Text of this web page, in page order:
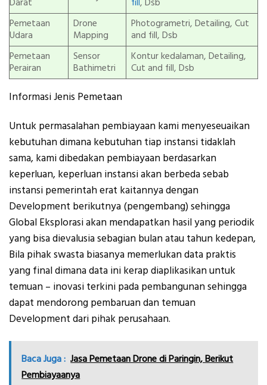
Pemetaan
Udara
Drone
Mapping
Photogrametri, Detailing, Cut
and fill, Dsb
Pemetaan
Perairan
Sensor
Bathimetri
Kontur kedalaman, Detailing,
Cut and fill, Dsb
Informasi Jenis Pemetaan
Untuk permasalahan pembiayaan kami menyeseuaikan
kebutuhan dimana kebutuhan tiap instansi tidaklah
sama, kami dibedakan pembiayaan berdasarkan
keperluan, keperluan instansi akan berbeda sebab
instansi pemerintah erat kaitannya dengan
Development berikutnya (pengembang) sehingga
Global Eksplorasi akan mendapatkan hasil yang periodik
yang bisa dievalusia sebagian bulan atau tahun kedepan,
Bila pihak swasta biasanya memerlukan data praktis
yang final dimana data ini kerap diaplikasikan untuk
temuan – inovasi terkini pada pembangunan sehingga
dapat mendorong pembaruan dan temuan
Development dari pihak perusahaan.
Baca Juga : Jasa Pemetaan Drone di Paringin, Berikut
Pembiayaanya